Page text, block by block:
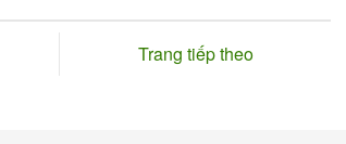
Trang tiếp theo